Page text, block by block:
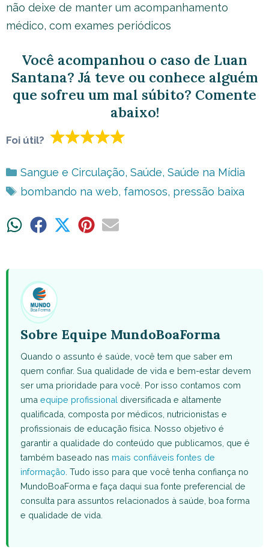
não deixe de manter um acompanhamento
médico, com exames periódicos
Você acompanhou o caso de Luan
Santana? Já teve ou conhece alguém
que sofreu um mal súbito? Comente
abaixo!
Foi útil?
Categorias
Sangue e Circulação, Saúde, Saúde na Mídia
Tags
bombando na web, famosos, pressão baixa
ShareShare ShareShareShare
Sobre Equipe MundoBoaForma
Quando o assunto é saúde, você tem que saber em
quem confiar. Sua qualidade de vida e bem-estar devem
ser uma prioridade para você. Por isso contamos com
uma equipe profissional diversificada e altamente
qualificada, composta por médicos, nutricionistas e
profissionais de educação física. Nosso objetivo é
garantir a qualidade do conteúdo que publicamos, que é
também baseado nas mais confiáveis fontes de
informação . Tudo isso para que você tenha confiança no
MundoBoaForma e faça daqui sua fonte preferencial de
consulta para assuntos relacionados à saúde, boa forma
e qualidade de vida.